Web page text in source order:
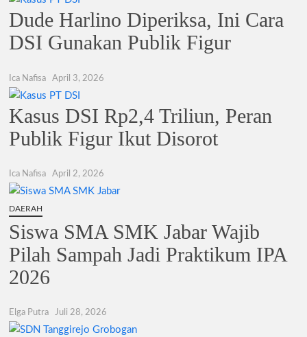
Dude Harlino Diperiksa, Ini Cara
DSI Gunakan Publik Figur
Ica Nafisa April 3, 2026
Kasus DSI Rp2,4 Triliun, Peran
Publik Figur Ikut Disorot
Ica Nafisa April 2, 2026
DAERAH
Siswa SMA SMK Jabar Wajib
Pilah Sampah Jadi Praktikum IPA
2026
Elga Putra Juli 28, 2026